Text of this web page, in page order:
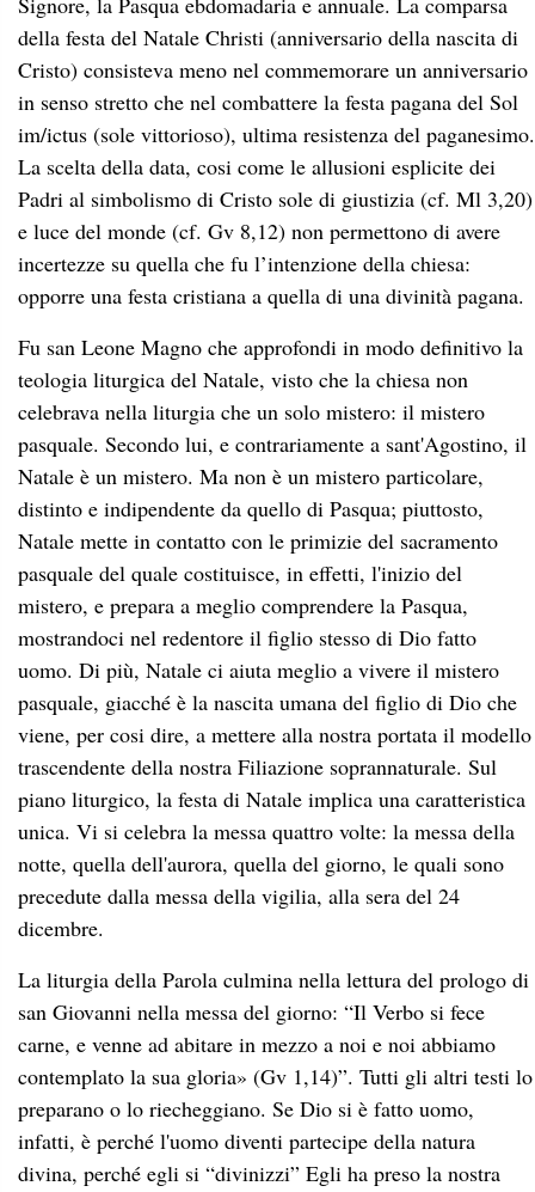
della festa del Natale Christi (anniversario della nascita di
Cristo) consisteva meno nel commemorare un anniversario
in senso stretto che nel combattere la festa pagana del Sol
im/ictus (sole vittorioso), ultima resistenza del paganesimo.
La scelta della data, cosi come le allusioni esplicite dei
Padri al simbolismo di Cristo sole di giustizia (cf. Ml 3,20)
e luce del monde (cf. Gv 8,12) non permettono di avere
incertezze su quella che fu l’intenzione della chiesa:
opporre una festa cristiana a quella di una divinità pagana.
Fu san Leone Magno che approfondi in modo definitivo la
teologia liturgica del Natale, visto che la chiesa non
celebrava nella liturgia che un solo mistero: il mistero
pasquale. Secondo lui, e contrariamente a sant'Agostino, il
Natale è un mistero. Ma non è un mistero particolare,
distinto e indipendente da quello di Pasqua; piuttosto,
Natale mette in contatto con le primizie del sacramento
pasquale del quale costituisce, in effetti, l'inizio del
mistero, e prepara a meglio comprendere la Pasqua,
mostrandoci nel redentore il figlio stesso di Dio fatto
uomo. Di più, Natale ci aiuta meglio a vivere il mistero
pasquale, giacché è la nascita umana del figlio di Dio che
viene, per cosi dire, a mettere alla nostra portata il modello
trascendente della nostra Filiazione soprannaturale. Sul
piano liturgico, la festa di Natale implica una caratteristica
unica. Vi si celebra la messa quattro volte: la messa della
notte, quella dell'aurora, quella del giorno, le quali sono
precedute dalla messa della vigilia, alla sera del 24
dicembre.
La liturgia della Parola culmina nella lettura del prologo di
san Giovanni nella messa del giorno: “Il Verbo si fece
carne, e venne ad abitare in mezzo a noi e noi abbiamo
contemplato la sua gloria» (Gv 1,14)”. Tutti gli altri testi lo
preparano o lo riecheggiano. Se Dio si è fatto uomo,
infatti, è perché l'uomo diventi partecipe della natura
divina, perché egli si “divinizzi” Egli ha preso la nostra